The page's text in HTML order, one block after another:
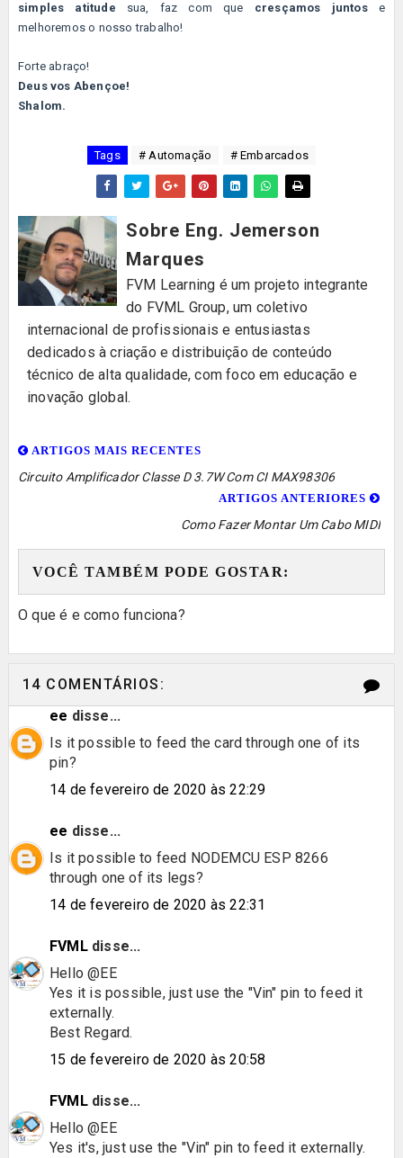
simples atitude sua, faz com que cresçamos juntose
melhoremos o nosso trabalho!
Forte abraço!
Deus vos Abençoe!
Shalom.
Tags # Automação # Embarcados
Sobre Eng. Jemerson
Marques
FVM Learning é um projeto integrante
do FVML Group, um coletivo
internacional de profissionais e entusiastas
dedicados à criação e distribuição de conteúdo
técnico de alta qualidade, com foco em educação e
inovação global.
ARTIGOS MAIS RECENTES
Circuito Amplificador Classe D 3.7W Com CI MAX98306
ARTIGOS ANTERIORES
Como Fazer Montar Um Cabo MIDI
VOCÊ TAMBÉM PODE GOSTAR:
O que é e como funciona?
14 COMENTÁRIOS:
ee disse...
Is it possible to feed the card through one of its
pin?
14 de fevereiro de 2020 às 22:29
ee disse...
Is it possible to feed NODEMCU ESP 8266
through one of its legs?
14 de fevereiro de 2020 às 22:31
FVMLdisse...
Hello @EE
Yes it is possible, just use the "Vin" pin to feed it
externally.
Best Regard.
15 de fevereiro de 2020 às 20:58
FVMLdisse...
Hello @EE
Yes it's, just use the "Vin" pin to feed it externally.